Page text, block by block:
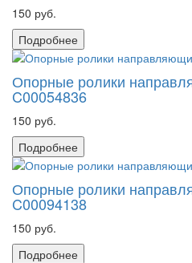
150 руб.
Подробнее
Опорные ролики
C00054836
150 руб.
Подробнее
Опорные ролики
C00094138
150 руб.
Подробнее